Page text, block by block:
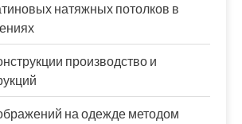
натяжных потолков в
производство и
на одежде методом